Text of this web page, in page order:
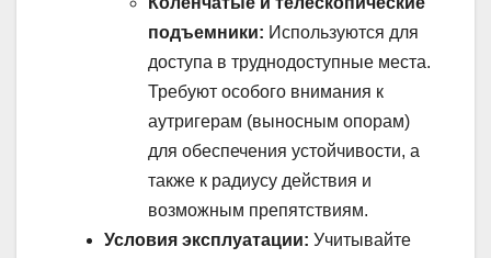
подъемники: Используются для
доступа в труднодоступные места.
Требуют особого внимания к
аутригерам (выносным опорам)
для обеспечения устойчивости, а
также к радиусу действия и
возможным препятствиям.
Условия эксплуатации: Учитывайте